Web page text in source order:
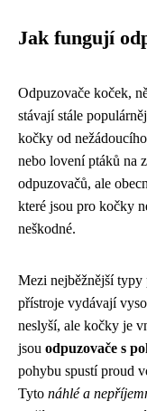
Jak fungují
Odpuzovače koček,
stávají stále
kočky od
nebo lovení ptáků na
odpuzovačů, ale
které jsou pro kočky
neškodné.
Mezi nejběžnější typy
přístroje vydávají
neslyší, ale kočky je
jsou odpuzovače s
pohybu spustí proud
Tyto náhlé a